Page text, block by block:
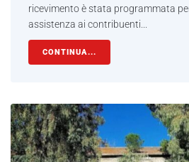
ricevimento è stata programmata
assistenza ai contribuenti...
CONTINUA...